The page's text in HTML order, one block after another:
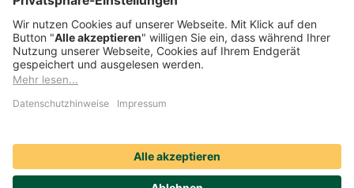
Cookie-Einstellungen
Datenschutz
Impressum
Streitbeilegung
Nutzungshinweise
Compliance
Social Media Icons sowie Verlinkungen, die mit